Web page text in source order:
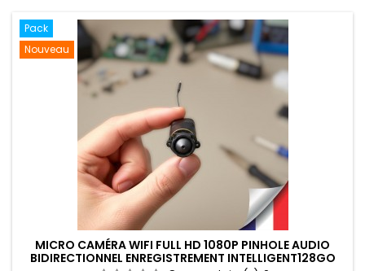
Pack
Nouveau
MICRO CAMÉRA WIFI FULL HD 1080P PINHOLE AUDIO
BIDIRECTIONNEL ENREGISTREMENT INTELLIGENT128GO